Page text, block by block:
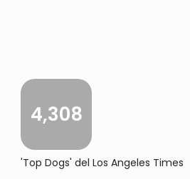
4,308
'Top Dogs' del Los Angeles Times